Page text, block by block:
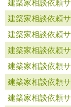
建築家相談依頼
建築家相談依頼
建築家相談依頼
建築家相談依頼
建築家相談依頼
建築家相談依頼
建築家相談依頼